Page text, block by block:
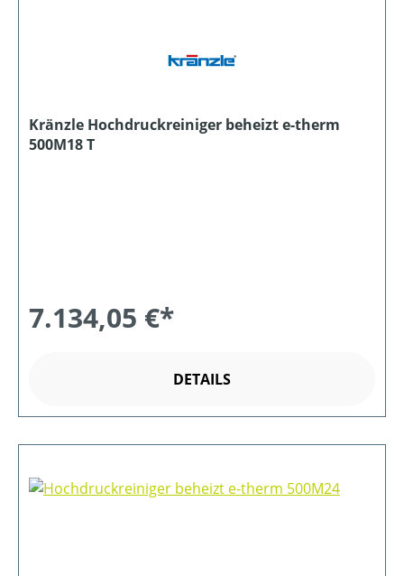
Kränzle Hochdruckreiniger beheizt e-therm
500M18 T
7.134,05 €*
DETAILS